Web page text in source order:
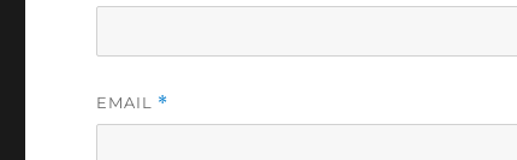
EMAIL *